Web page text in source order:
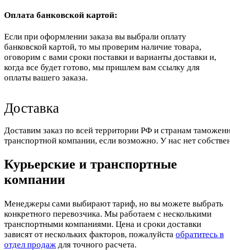
Оплата банковской картой:
Если при оформлении заказа вы выбрали оплату
банковской картой, то мы проверим наличие товара,
оговорим с вами сроки поставки и варианты доставки и,
когда все будет готово, мы пришлем вам ссылку для
оплаты вашего заказа.
Доставка
Доставим заказ по всей территории РФ и странам
транспортной компании, если возможно. У нас нет
Курьерские и транспортные
компании
Менеджеры сами выбирают тариф, но вы можете выбрать
конкретного перевозчика. Мы работаем с несколькими
транспортными компаниями. Цена и сроки доставки
зависят от нескольких факторов, пожалуйста обратитесь в
отдел продаж для точного расчета.